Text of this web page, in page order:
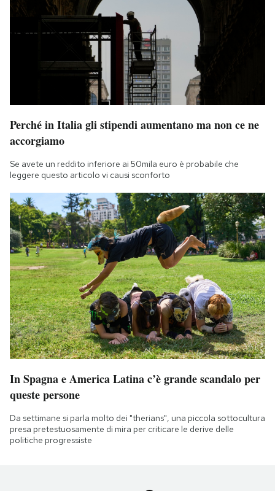
Perché in Italia gli stipendi aumentano ma non ce ne
accorgiamo
Se avete un reddito inferiore ai 50mila euro è probabile che
leggere questo articolo vi causi sconforto
In Spagna e America Latina c’è grande scandalo per
queste persone
Da settimane si parla molto dei "therians", una piccola sottocultura
presa pretestuosamente di mira per criticare le derive delle
politiche progressiste